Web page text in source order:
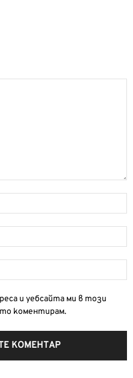
и уебсайта ми в този
коментирам.